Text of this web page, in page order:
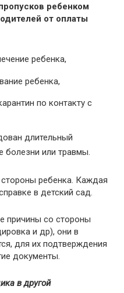
ребенком
от оплаты
ребенка,
ребенка,
по контакту с
длительный
или травмы.
ребенка. Каждая
в детский сад.
причины со стороны
и др), они в
для их подтверждения
документы.
в другой